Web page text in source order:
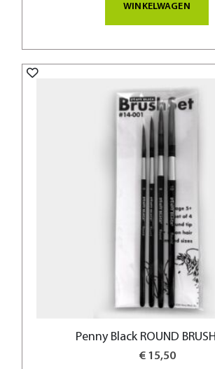
WINKELWAGEN
Penny Black ROUND
€ 15,50